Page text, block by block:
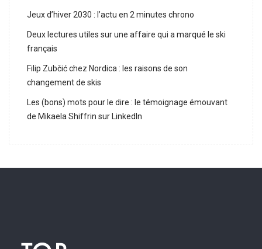
Jeux d’hiver 2030 : l’actu en 2 minutes chrono
Deux lectures utiles sur une affaire qui a marqué le ski
français
Filip Zubčić chez Nordica : les raisons de son
changement de skis
Les (bons) mots pour le dire : le témoignage émouvant
de Mikaela Shiffrin sur LinkedIn